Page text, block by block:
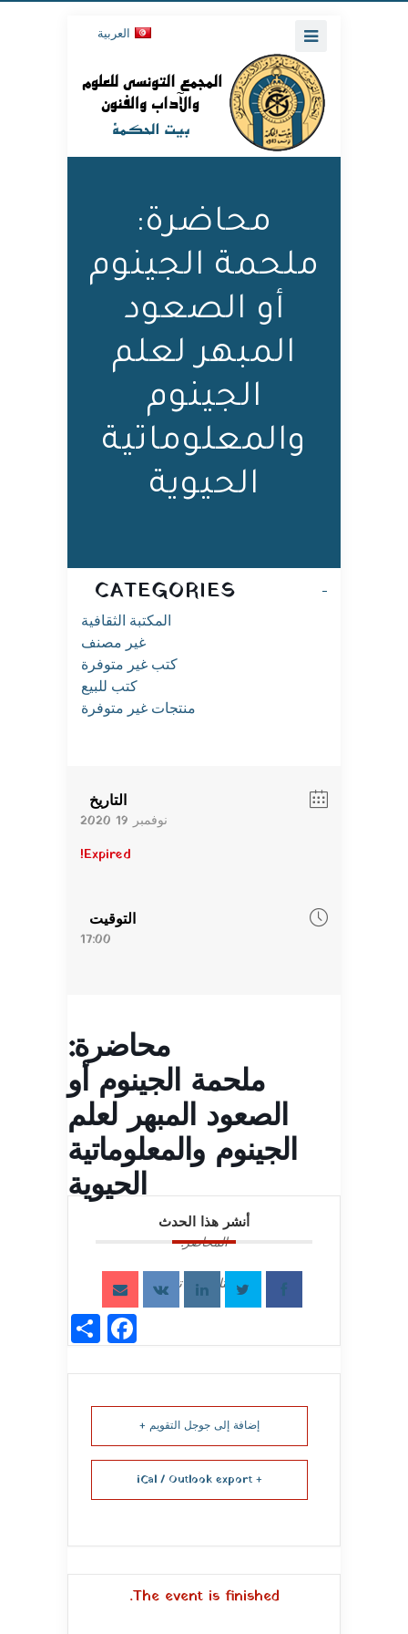
العربية
محاضرة:
ملحمة الجينوم
أو الصعود
المبهر لعلم
الجينوم
والمعلوماتية
الحيوية
CATEGORIES
المكتبة الثقافية
غير مصنف
كتب غير متوفرة
كتب للبيع
منتجات غير متوفرة
التاريخ
نوفمبر 19 2020
Expired!
التوقيت
17:00
محاضرة:
ملحمة الجينوم أو
الصعود المبهر لعلم
الجينوم والمعلوماتية
الحيوية
المحاضر:
الأستاذ فرج تقيّة
أنشر هذا الحدث
إضافة إلى جوجل التقويم +
+ iCal / Outlook export
The event is finished.